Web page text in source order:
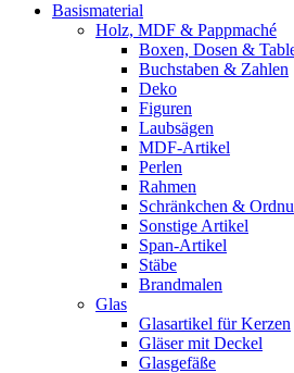
Basismaterial
Holz, MDF & Pappmaché
Boxen, Dosen &
Buchstaben & Zahlen
Deko
Figuren
Laubsägen
MDF-Artikel
Perlen
Rahmen
Schränkchen &
Sonstige Artikel
Span-Artikel
Stäbe
Brandmalen
Glas
Glasartikel für Kerzen
Gläser mit Deckel
Glasgefäße